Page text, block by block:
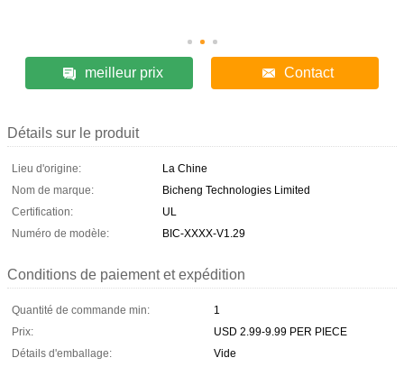
meilleur prix Contact
Détails sur le produit
Lieu d'origine:
La Chine
Nom de marque:
Bicheng Technologies Limited
Certification:
UL
Numéro de modèle:
BIC-XXXX-V1.29
Conditions de paiement et expédition
Quantité de commande min:
1
Prix:
USD 2.99-9.99 PER PIECE
Détails d'emballage:
Vide